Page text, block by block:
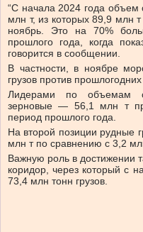
“С начала 2024 года объем
млн т, из которых 89,9 млн
ноябрь. Это на 70%
прошлого года, когда
говорится в сообщении.
В частности, в ноябре
грузов против
Лидерами по объемам
зерновые — 56,1 млн т
период прошлого года.
На второй позиции рудные
млн т по сравнению с 3,2
Важную роль в достижении
коридор, через который с
73,4 млн тонн грузов.